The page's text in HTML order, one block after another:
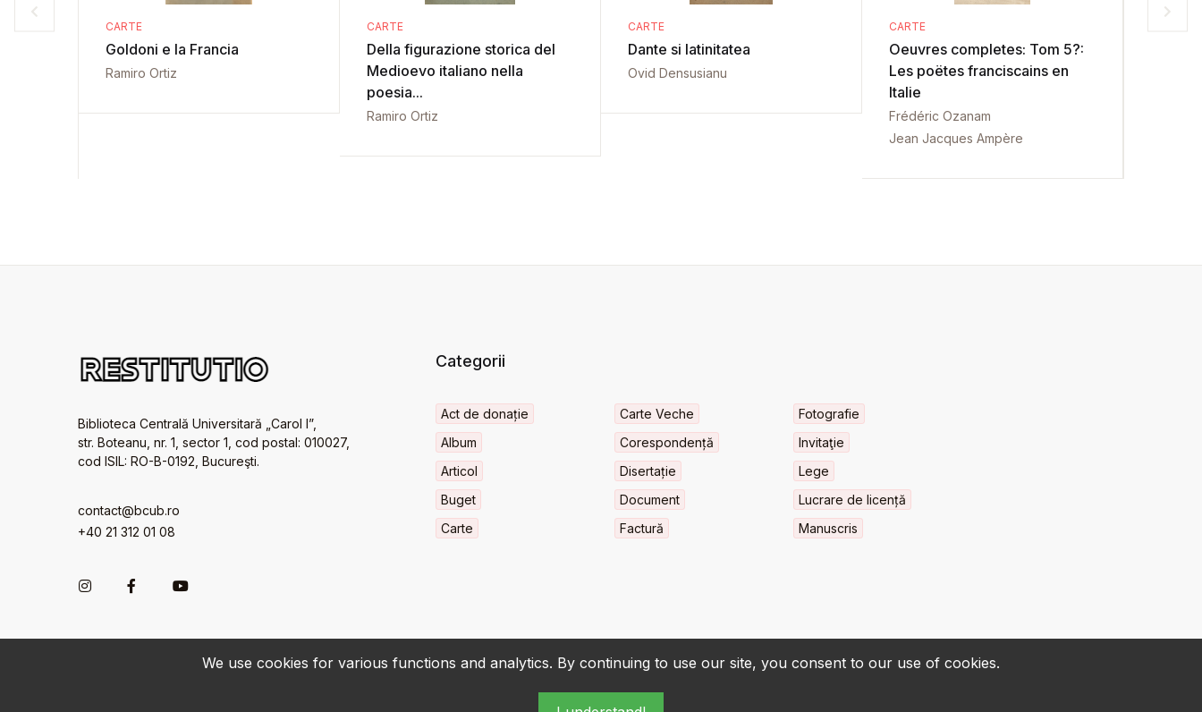
We use cookies for various functions and analytics. By continuing to use our site, you consent to our use of cookies.
CARTE
Goldoni e la Francia
Ramiro Ortiz
CARTE
Della figurazione storica del
Medioevo italiano nella
poesia...
Ramiro Ortiz
CARTE
Dante si latinitatea
Ovid Densusianu
CARTE
Oeuvres completes: Tom 5?:
Les poëtes franciscains en
Italie
Frédéric Ozanam
Jean Jacques Ampère
Biblioteca Centrală Universitară „Carol I”,
str. Boteanu, nr. 1, sector 1, cod postal: 010027,
cod ISIL: RO-B-0192, Bucureşti.
contact@bcub.ro
+40 21 312 01 08
Categorii
Act de donație
Album
Articol
Buget
Carte
Carte Veche
Corespondență
Disertație
Document
Factură
Fotografie
Invitaţie
Lege
Lucrare de licență
Manuscris